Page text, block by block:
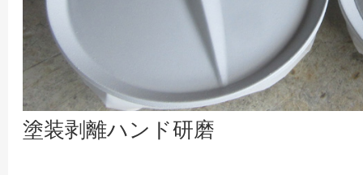
塗装剥離ハンド研磨